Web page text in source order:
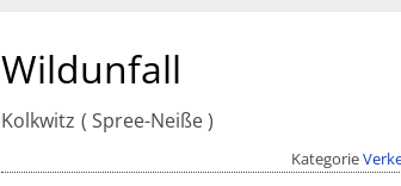
Wildunfall
Kolkwitz Spree-Neiße
Kategorie